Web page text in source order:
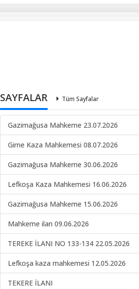
SAYFALAR Tüm Sayfalar
Gazimağusa Mahkeme 23.07.2026
Girne Kaza Mahkemesi 08.07.2026
Gazimağusa Mahkeme 30.06.2026
Lefkoşa Kaza Mahkemesi 16.06.2026
Gazimağusa Mahkeme 15.06.2026
Mahkeme ilan 09.06.2026
TEREKE İLANI NO 133-134 22.05.2026
Lefkoşa kaza mahkemesi 12.05.2026
TEKERE İLANI